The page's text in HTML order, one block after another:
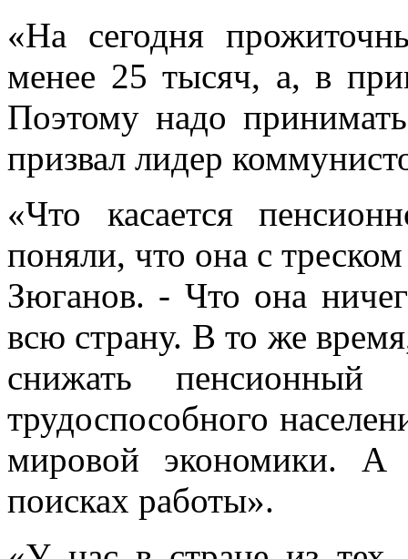
«На сегодня
менее 25 тысяч, а, в
Поэтому надо
призвал лидер
«Что касается
поняли, что она с
Зюганов. - Что она
всю страну. В то же
снижать
трудоспособного
мировой экономики. А
поисках работы».